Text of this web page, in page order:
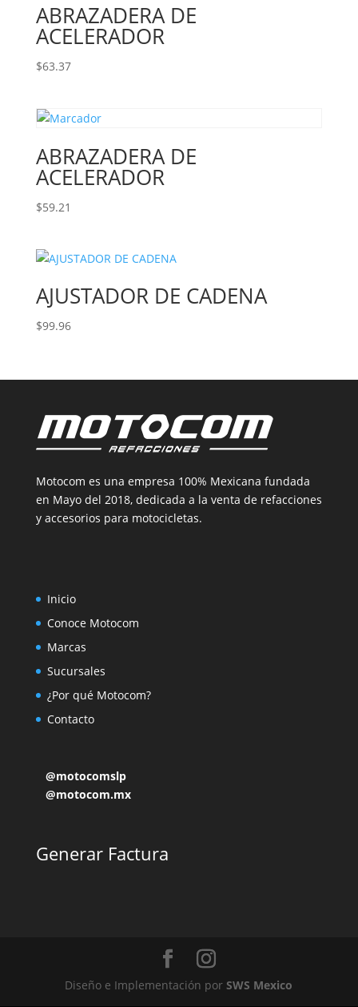
ABRAZADERA DE
ACELERADOR
$63.37
ABRAZADERA DE
ACELERADOR
$59.21
AJUSTADOR DE CADENA
$99.96
Motocom es una empresa 100% Mexicana fundada
en Mayo del 2018, dedicada a la venta de refacciones
y accesorios para motocicletas.
Inicio
Conoce Motocom
Marcas
Sucursales
¿Por qué Motocom?
Contacto
@motocomslp
@motocom.mx
Generar Factura
Diseño e Implementación porSWS Mexico